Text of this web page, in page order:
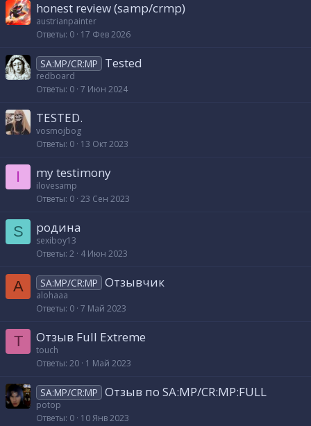
honest review (samp/crmp)
austrianpainter
Ответы 0 17 Фев 2026
SA:MP/CR:MP Tested
redboard
Ответы 0 7 Июн 2024
TESTED.
vosmojbog
Ответы 0 13 Окт 2023
I my testimony
ilovesamp
Ответы 0 23 Сен 2023
S родина
sexiboy13
Ответы 2 4 Июн 2023
A SA:MP/CR:MP Отзывчик
alohaaa
Ответы 0 7 Май 2023
T Отзыв Full Extreme
touch
Ответы 20 1 Май 2023
SA:MP/CR:MP Отзыв по SA:MP/CR:MP:FULL
potop
Ответы 0 10 Янв 2023